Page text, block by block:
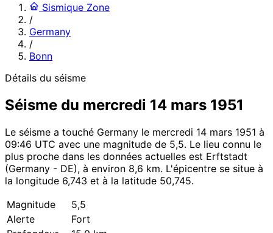
Sismique Zone
/
Germany
/
Bonn
Détails du séisme
Séisme du mercredi 14 mars 1951
Le séisme a touché Germany le mercredi 14 mars 1951 à
09:46 UTC avec une magnitude de 5,5. Le lieu connu le
plus proche dans les données actuelles est Erftstadt
(Germany - DE), à environ 8,6 km. L'épicentre se situe à
la longitude 6,743 et à la latitude 50,745.
Magnitude
5,5
Alerte
Fort